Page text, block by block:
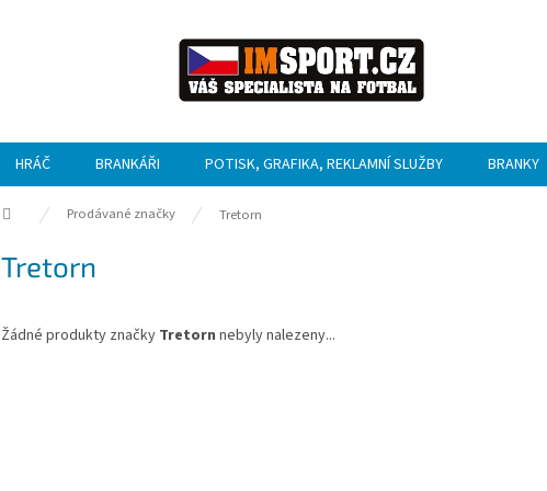
HRÁČ BRANKÁŘI POTISK, GRAFIKA, REKLAMNÍ SLUŽBY BRANKY
Domů Prodávané značky Tretorn
Tretorn
Žádné produkty značky Tretorn nebyly nalezeny...